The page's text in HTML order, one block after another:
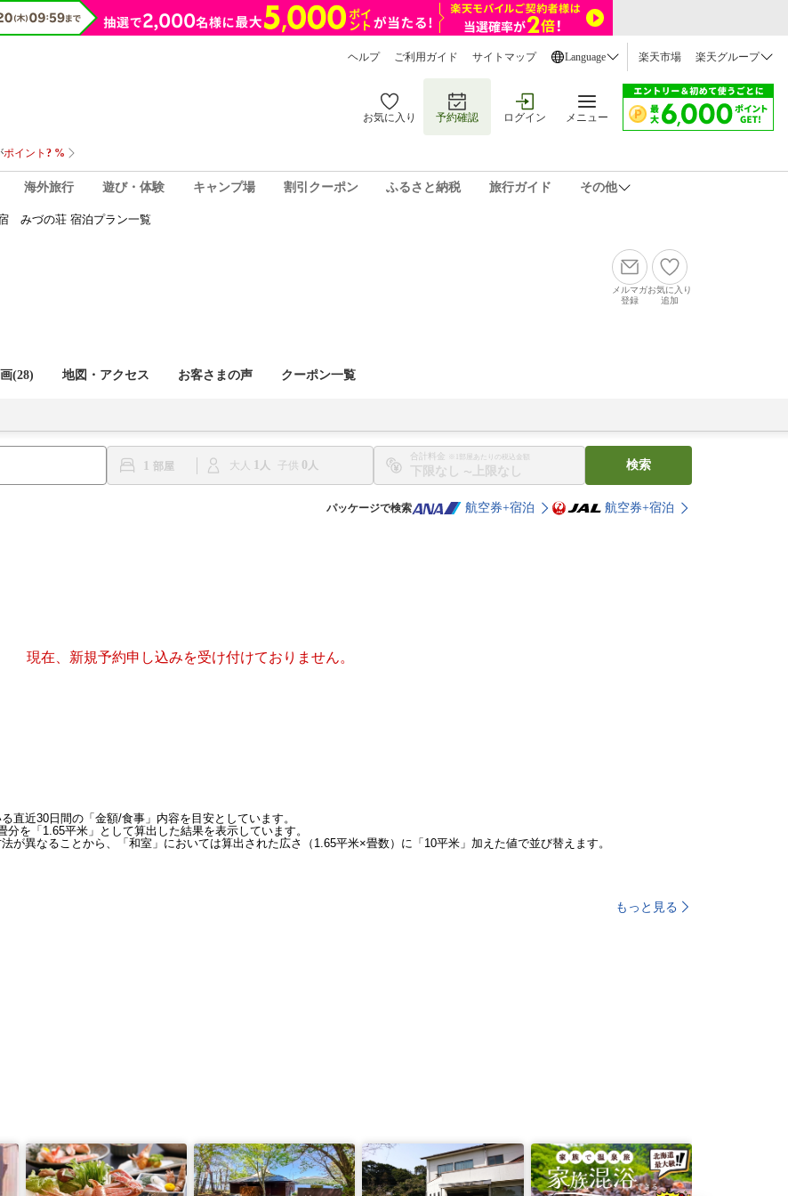
ヘルプ ご利用ガイド サイトマップ Language 楽天市場 楽天グループ
お気に入り 予約確認 ログイン メニュー
海外旅行 遊び・体験 キャンプ場 割引クーポン ふるさと納税 旅行ガイド その他
みづの荘 宿泊プラン一覧
メルマガ
登録
お気に入り
追加
(28) 地図・アクセス お客さまの声 クーポン一覧
1 大人 1 子供 0
合計料金 ※1部屋あたりの税込金額
〜
検索
パッケージで検索 航空券+宿泊 航空券+宿泊
現在、新規予約申し込みを受け付けておりません。
直近30日間の「金額/食事」内容を目安としています。
を「1.65平米」として算出した結果を表示しています。
が異なることから、「和室」においては算出された広さ（1.65平米×畳数）に「10平米」加えた値で並び替えます。
もっと見る